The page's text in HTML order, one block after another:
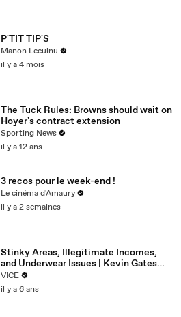
P'TIT TIP'S
Manon Leculnu
il y a 4 mois
The Tuck Rules: Browns should wait on
Hoyer's contract extension
Sporting News
il y a 12 ans
3 recos pour le week-end !
Le cinéma d'Amaury
il y a 2 semaines
Stinky Areas, Illegitimate Incomes,
and Underwear Issues | Kevin Gates
Helpline
VICE
il y a 6 ans